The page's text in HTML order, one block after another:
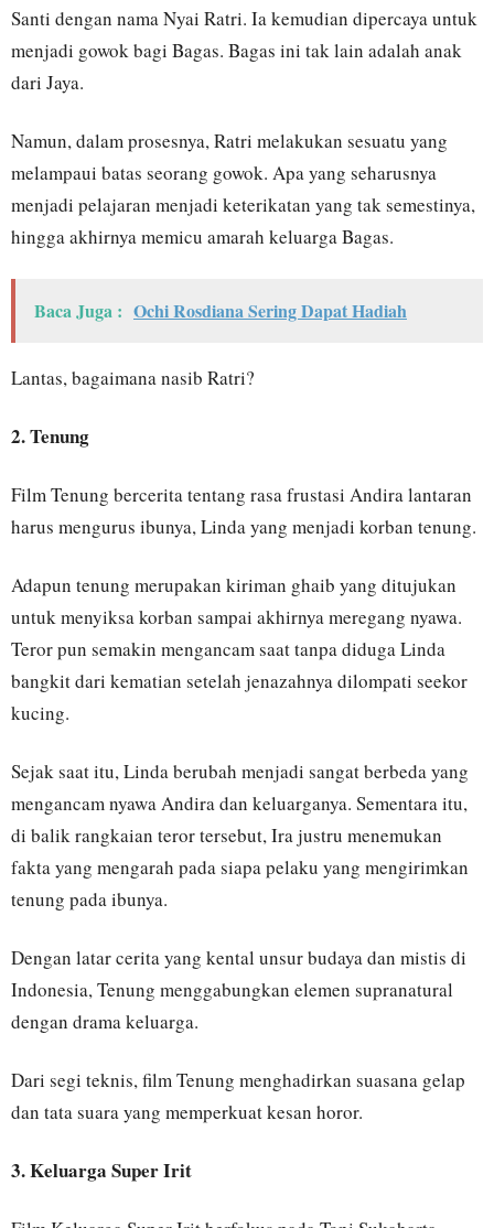
Santi dengan nama Nyai Ratri. Ia kemudian dipercaya untuk
menjadi gowok bagi Bagas. Bagas ini tak lain adalah anak
dari Jaya.
Namun, dalam prosesnya, Ratri melakukan sesuatu yang
melampaui batas seorang gowok. Apa yang seharusnya
menjadi pelajaran menjadi keterikatan yang tak semestinya,
hingga akhirnya memicu amarah keluarga Bagas.
Baca Juga : Ochi Rosdiana Sering Dapat Hadiah
Lantas, bagaimana nasib Ratri?
2. Tenung
Film Tenung bercerita tentang rasa frustasi Andira lantaran
harus mengurus ibunya, Linda yang menjadi korban tenung.
Adapun tenung merupakan kiriman ghaib yang ditujukan
untuk menyiksa korban sampai akhirnya meregang nyawa.
Teror pun semakin mengancam saat tanpa diduga Linda
bangkit dari kematian setelah jenazahnya dilompati seekor
kucing.
Sejak saat itu, Linda berubah menjadi sangat berbeda yang
mengancam nyawa Andira dan keluarganya. Sementara itu,
di balik rangkaian teror tersebut, Ira justru menemukan
fakta yang mengarah pada siapa pelaku yang mengirimkan
tenung pada ibunya.
Dengan latar cerita yang kental unsur budaya dan mistis di
Indonesia, Tenung menggabungkan elemen supranatural
dengan drama keluarga.
Dari segi teknis, film Tenung menghadirkan suasana gelap
dan tata suara yang memperkuat kesan horor.
3. Keluarga Super Irit